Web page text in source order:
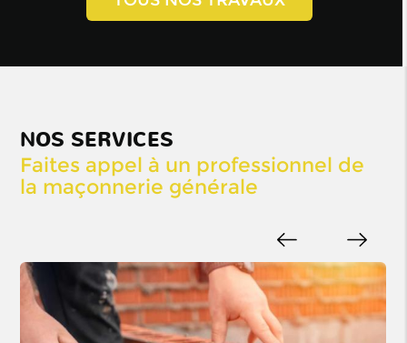
NOS SERVICES
Faites appel à un professionnel de
la maçonnerie générale